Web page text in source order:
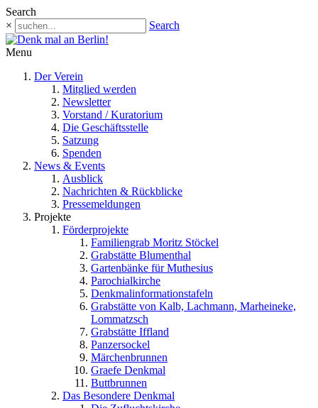
Search
×
Search
Menu
Der Verein
Mitglied werden
Newsletter
Vorstand / Kuratorium
Die Geschäftsstelle
Satzung
Spenden
News & Events
Ausblick
Nachrichten & Rückblicke
Pressemeldungen
Projekte
Förderprojekte
Familiengrab Moritz Stöckel
Grabstätte Blumenthal
Gartenbänke für Muthesius
Parochialkirche
Denkmalinformationstafeln
Grabstätte von Kalb, Lachmann, Marheineke,
Lommatzsch
Grabstätte Iffland
Panzersockel
Märchenbrunnen
Graefe Denkmal
Buttbrunnen
Das Besondere Denkmal